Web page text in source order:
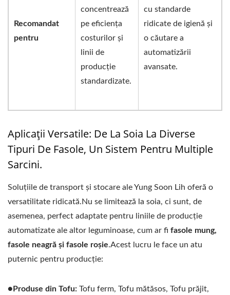
Recomandat
pentru
concentrează
pe eficiența
costurilor și
linii de
producție
standardizate.
cu standarde
ridicate de igienă și
o căutare a
automatizării
avansate.
Aplicații Versatile: De La Soia La Diverse
Tipuri De Fasole, Un Sistem Pentru Multiple
Sarcini.
Soluțiile de transport și stocare ale Yung Soon Lih oferă o
versatilitate ridicată.Nu se limitează la soia, ci sunt, de
asemenea, perfect adaptate pentru liniile de producție
automatizate ale altor leguminoase, cum ar fi fasole mung,
fasole neagră și fasole roșie.Acest lucru le face un atu
puternic pentru producție:
●Produse din Tofu: Tofu ferm, Tofu mătăsos, Tofu prăjit,